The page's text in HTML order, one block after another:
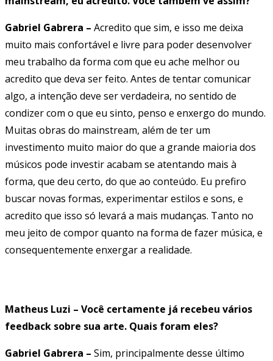
Gabriel Gabrera – Acredito que sim, e isso me deixa
muito mais confortável e livre para poder desenvolver
meu trabalho da forma com que eu ache melhor ou
acredito que deva ser feito. Antes de tentar comunicar
algo, a intenção deve ser verdadeira, no sentido de
condizer com o que eu sinto, penso e enxergo do mundo.
Muitas obras do mainstream, além de ter um
investimento muito maior do que a grande maioria dos
músicos pode investir acabam se atentando mais à
forma, que deu certo, do que ao conteúdo. Eu prefiro
buscar novas formas, experimentar estilos e sons, e
acredito que isso só levará a mais mudanças. Tanto no
meu jeito de compor quanto na forma de fazer música, e
consequentemente enxergar a realidade.
Matheus Luzi – Você certamente já recebeu vários
feedback sobre sua arte. Quais foram eles?
Gabriel Gabrera – Sim, principalmente desse último